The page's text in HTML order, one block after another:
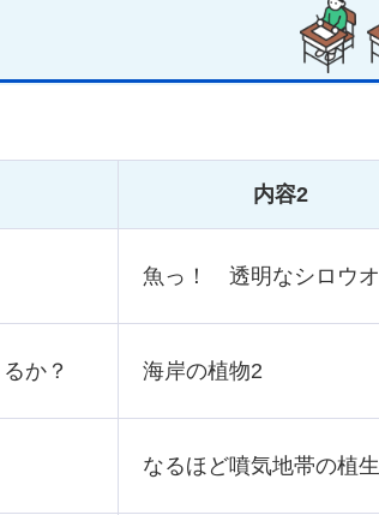
内容2
魚っ！ 透明なシロウオ
か？ 海岸の植物2
なるほど噴気地帯の植生